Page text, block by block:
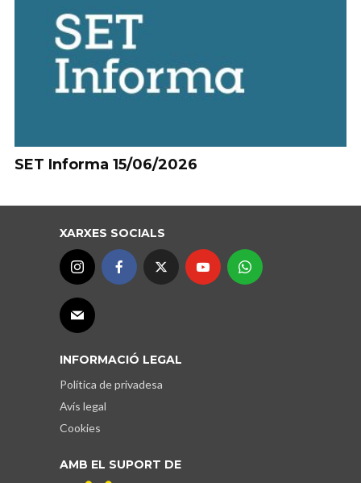
SET Informa 15/06/2026
XARXES SOCIALS
INFORMACIÓ LEGAL
Política de privadesa
Avís legal
Cookies
AMB EL SUPORT DE